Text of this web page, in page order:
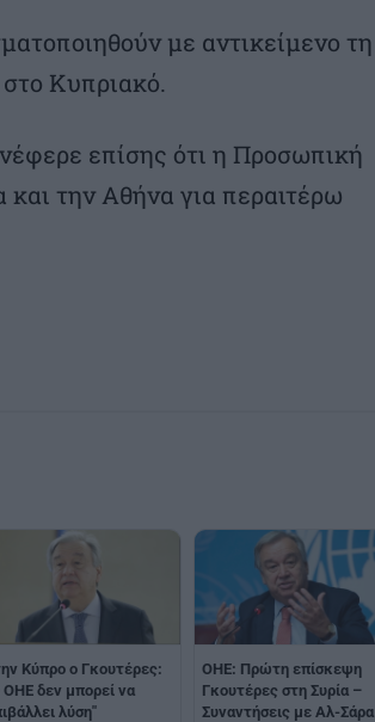
με αντικείμενο τη
Κυπριακό.
επίσης ότι η Προσωπική
την Αθήνα για περαιτέρω
Κύπρο ο Γκουτέρες:
δεν μπορεί να
λύση"
ΟΗΕ: Πρώτη επίσκεψη
Γκουτέρες στη Συρία –
Συναντήσεις με Αλ-Σάρα